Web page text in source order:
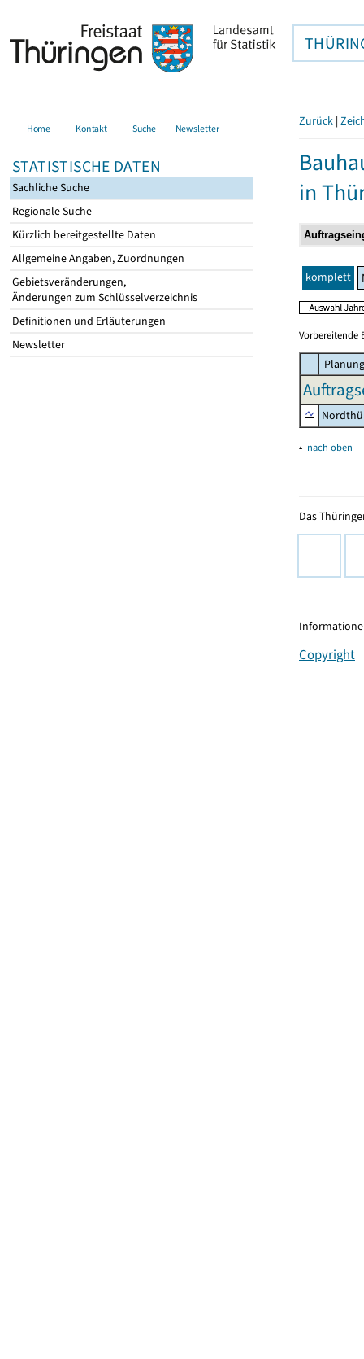
Home Kontakt Suche Newsletter
STATISTISCHE DATEN
Sachliche Suche
Regionale Suche
Kürzlich bereitgestellte Daten
Allgemeine Angaben, Zuordnungen
Gebietsveränderungen,
Änderungen zum Schlüsselverzeichnis
Definitionen und Erläuterungen
Newsletter
Zurück |
in
komplett
Vorbereitende
▴ nach oben
Das
Copyright